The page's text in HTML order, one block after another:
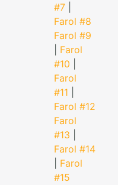
#7
Farol #8
Farol #9
Farol
#10
Farol
#11
Farol #12
Farol
#13
Farol #14
Farol
#15